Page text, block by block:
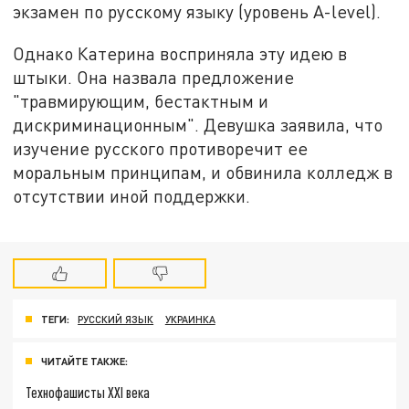
экзамен по русскому языку (уровень A-level).
Однако Катерина восприняла эту идею в
штыки. Она назвала предложение
"травмирующим, бестактным и
дискриминационным". Девушка заявила, что
изучение русского противоречит ее
моральным принципам, и обвинила колледж в
отсутствии иной поддержки.
ТЕГИ: РУССКИЙ ЯЗЫК УКРАИНКА
ЧИТАЙТЕ ТАКЖЕ:
Технофашисты XXI века